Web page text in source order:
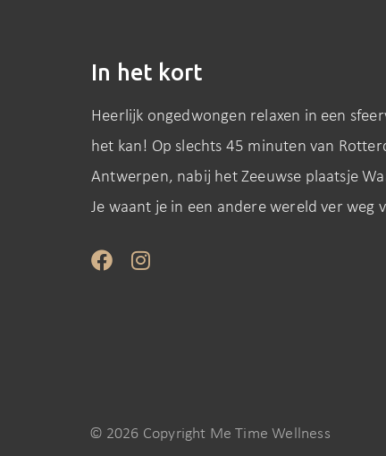
In het kort
Heerlijk ongedwongen relaxen in een
het kan! Op slechts 45 minuten van
Antwerpen, nabij het Zeeuwse plaatsje
Je waant je in een andere wereld ver weg
© 2026 Copyright Me Time Wellness